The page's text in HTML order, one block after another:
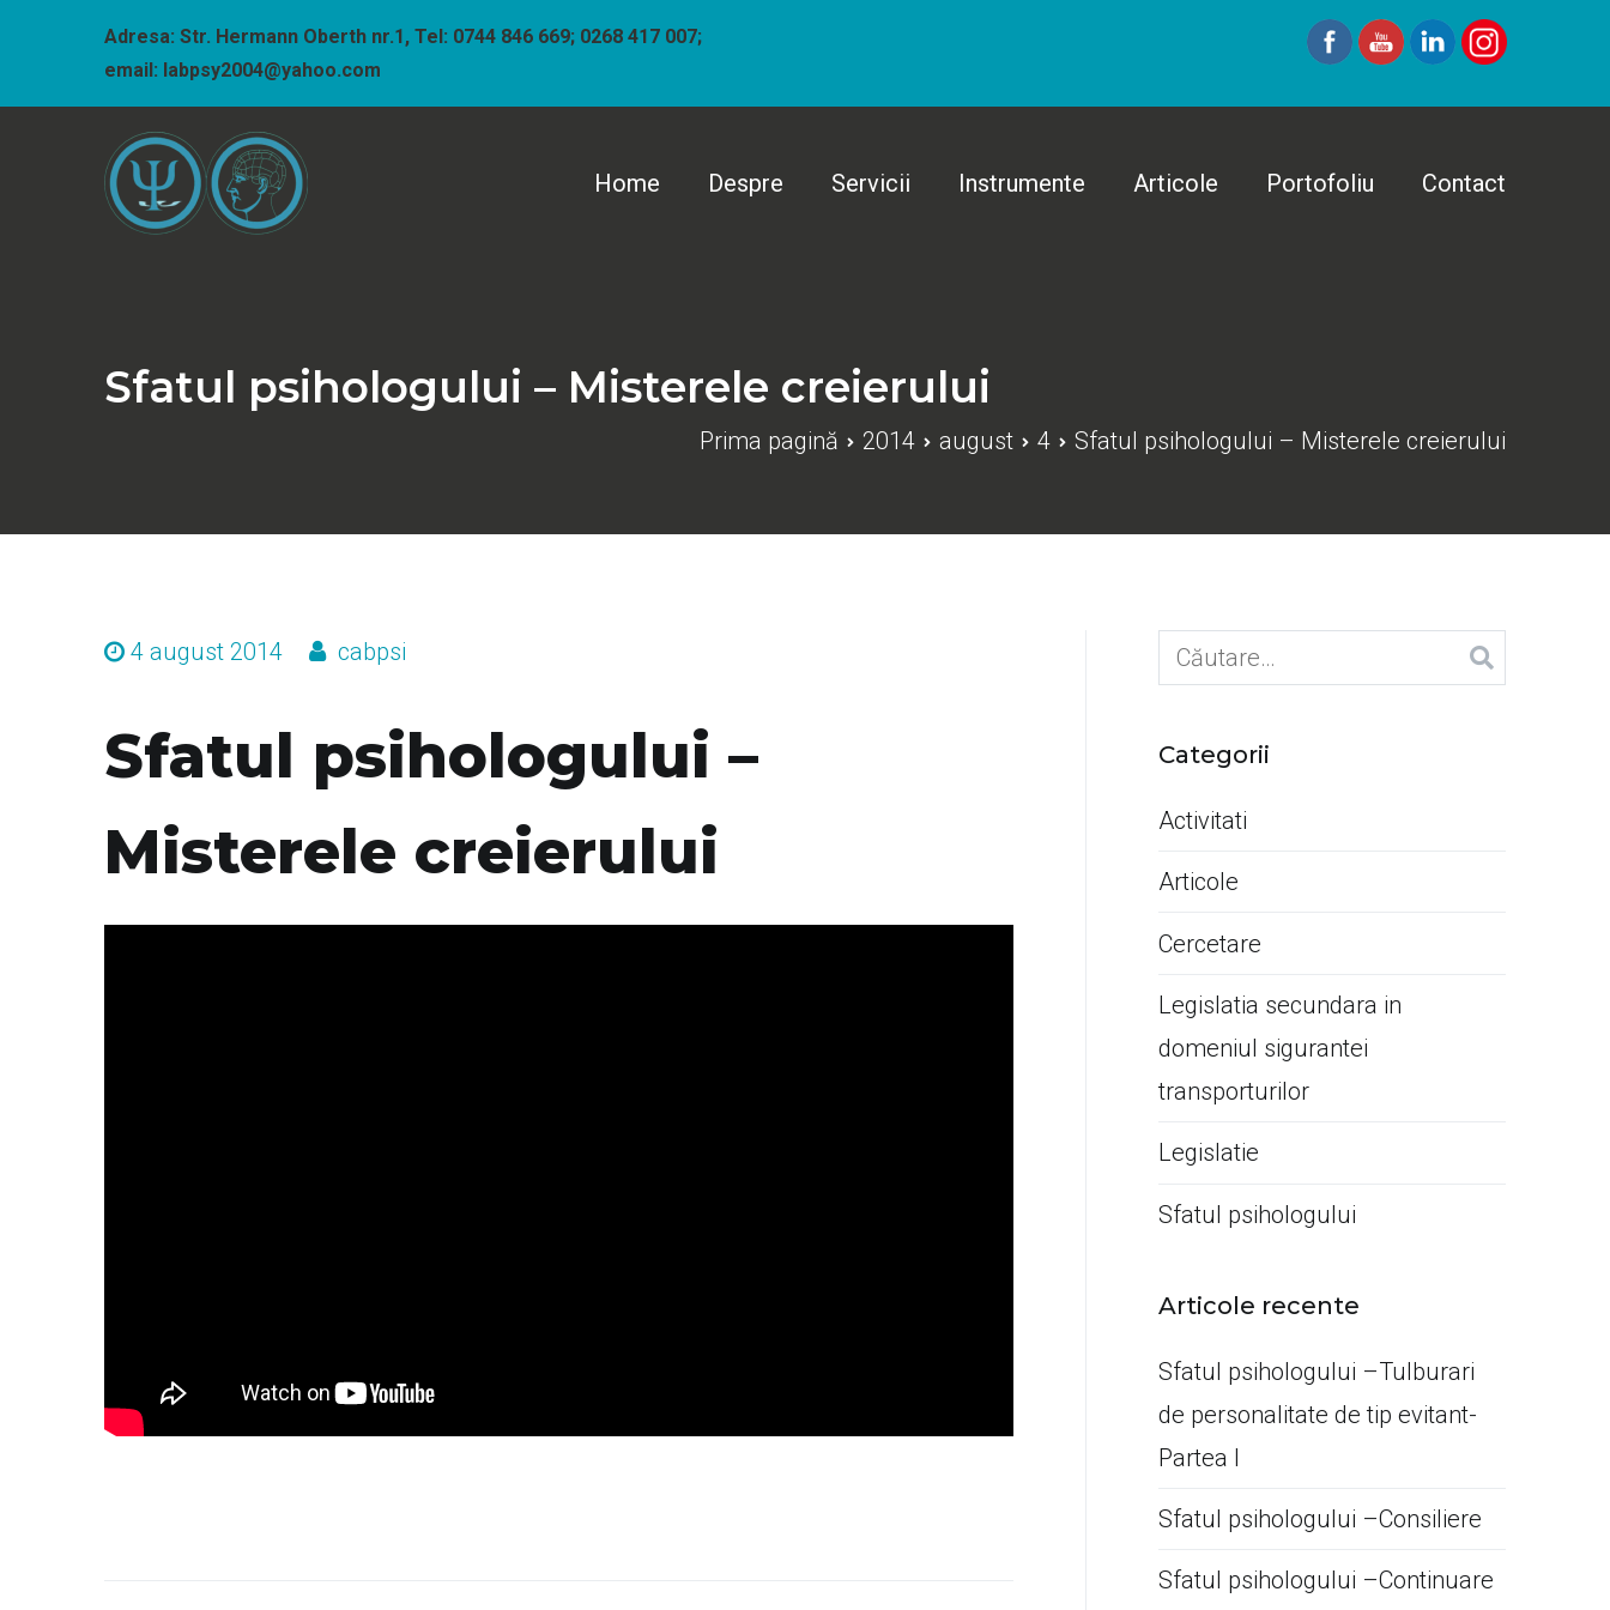
conținut
Adresa: Str. Hermann Oberth nr.1, Tel: 0744 846 669; 0268 417 007;
email: labpsy2004@yahoo.com
Cabinet psihologic individual "Catalin Marius Gherasim"
Home Despre Servicii Instrumente Articole Portofoliu Contact
Sfatul psihologului – Misterele creierului
Prima pagină 2014 august 4 Sfatul psihologului – Misterele creierului
4 august 2014 cabpsi
Sfatul psihologului –
Misterele creierului
Caută
după:
Categorii
Activitati
Articole
Cercetare
Legislatia secundara in
domeniul sigurantei
transporturilor
Legislatie
Sfatul psihologului
Articole recente
Sfatul psihologului –Tulburari
de personalitate de tip evitant-
Partea I
Sfatul psihologului –Consiliere
Sfatul psihologului –Continuare